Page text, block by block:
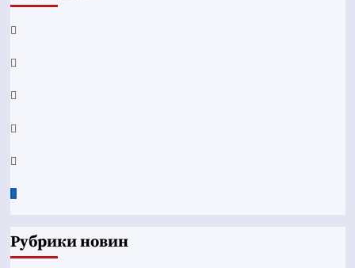
Facebook
YouTube
Telegram
Instagram
Twitter
Google
Рубрики новин